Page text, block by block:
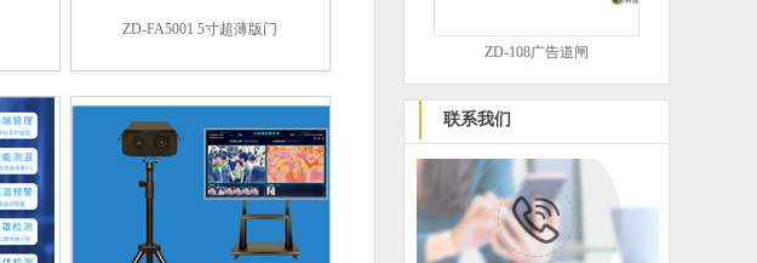
ZD-FA5001 5寸超薄版门
ZD-108广告道闸
联系我们